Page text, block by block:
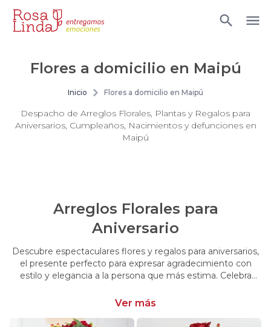
Flores a domicilio en Maipú
Inicio Flores a domicilio en Maipú
Despacho de Arreglos Florales, Plantas y Regalos para
Aniversarios, Cumpleaños, Nacimientos y defunciones en
Maipú
Arreglos Florales para
Aniversario
Descubre espectaculares flores y regalos para aniversarios,
el presente perfecto para expresar agradecimiento con
estilo y elegancia a la persona que más estima. Celebra
significativa.
Ver más